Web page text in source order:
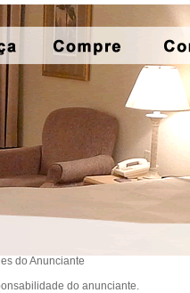
do Anunciante
do anunciante.